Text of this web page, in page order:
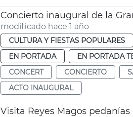
Concierto inaugural de la
modificado hace 1 año
CULTURA Y FIESTAS POPULARES
EN PORTADA
EN PORTADA
CONCERT
CONCIERTO
ACTO INAUGURAL
Visita Reyes Magos